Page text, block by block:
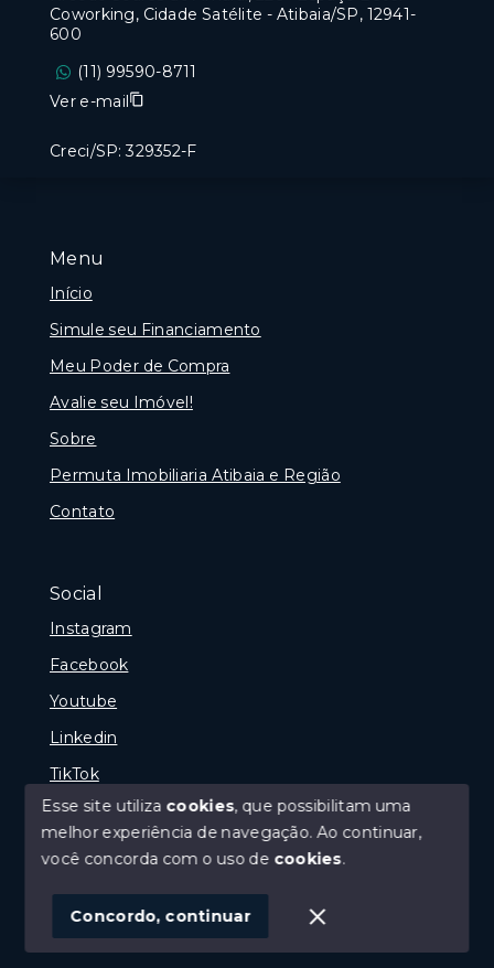
Menu
Início
Simule seu Financiamento
Meu Poder de Compra
Avalie seu Imóvel!
Sobre
Permuta Imobiliaria Atibaia e Região
Contato
Social
Instagram
Facebook
Youtube
Linkedin
TikTok
© Copyright 2026 - Portal Melhor Oferta Imobiliaria -
SITE PARA IMOBILIARIA
Coworking, Cidade Satélite - Atibaia/SP, 12941-
600
(11) 99590-8711
Ver e-mail
Creci/SP: 329352-F
Esse site utiliza cookies, que possibilitam uma
melhor experiência de navegação.Ao continuar,
você concorda com o uso de cookies.
Concordo, continuar